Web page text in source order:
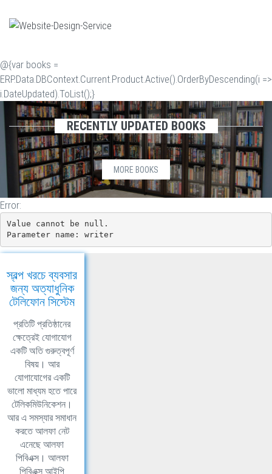
@{var books =
ERP.Data.DBContext.Current.Product.Active().OrderByDescending(i =>
i.DateUpdated).ToList();}
RECENTLY UPDATED BOOKS
MORE BOOKS
Error:
Value cannot be null.
Parameter name: writer
স্বল্প খরচে ব্যবসার
জন্য অত্যাধুনিক
টেলিফোন সিস্টেম
প্রতিটি প্রতিষ্ঠানের
ক্ষেত্রেই যোগাযোগ
একটি অতি গুরুত্বপূর্ণ
বিষয়। আর
যোগাযোগের একটি
ভালো মাধ্যম হতে পারে
টেলিকমিউনিকেশন।
আর এ সমস্যার সমাধান
করতে আলফা নেট
এনেছে আলফা
পিবিএক্স। আলফা
পিবিএক্স আইপি